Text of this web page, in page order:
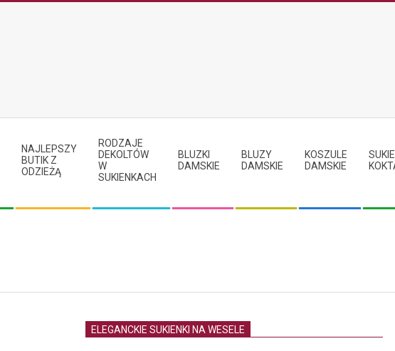
NAJLEPSZY
BUTIK Z
ODZIEŻĄ
RODZAJE
DEKOLTÓW
W
SUKIENKACH
BLUZKI
DAMSKIE
BLUZY
DAMSKIE
KOSZULE
DAMSKIE
ELEGANCKIE SUKIENKI NA WESELE